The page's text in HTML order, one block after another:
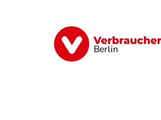
Berlin
Finanzen Digitales